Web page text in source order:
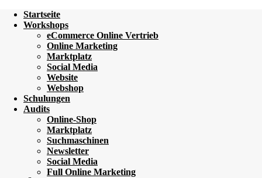
Startseite
Workshops
eCommerce Online Vertrieb
Online Marketing
Marktplatz
Social Media
Website
Webshop
Schulungen
Audits
Online-Shop
Marktplatz
Suchmaschinen
Newsletter
Social Media
Full Online Marketing